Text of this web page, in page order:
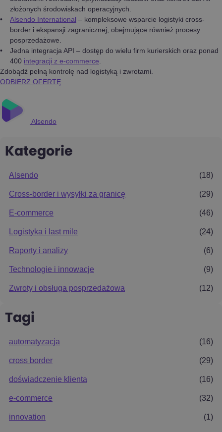
złożonych środowiskach operacyjnych.
Alsendo International – kompleksowe wsparcie logistyki cross-
border i ekspansji zagranicznej, obejmujące również procesy
posprzedażowe.
Jedna integracja API – dostęp do wielu firm kurierskich oraz ponad
400 integracji z e-commerce
Zdobądź pełną kontrolę nad logistyką i zwrotami.
ODBIERZ OFERTĘ
Alsendo
Kategorie
Alsendo (18)
Cross-border i wysyłki za granicę (29)
E-commerce (46)
Logistyka i last mile (24)
Raporty i analizy (6)
Technologie i innowacje (9)
Zwroty i obsługa posprzedażowa (12)
Tagi
automatyzacja (16)
cross border (29)
doświadczenie klienta (16)
e-commerce (32)
innovation (1)